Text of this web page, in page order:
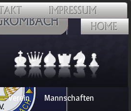
Verein
Mannschaften